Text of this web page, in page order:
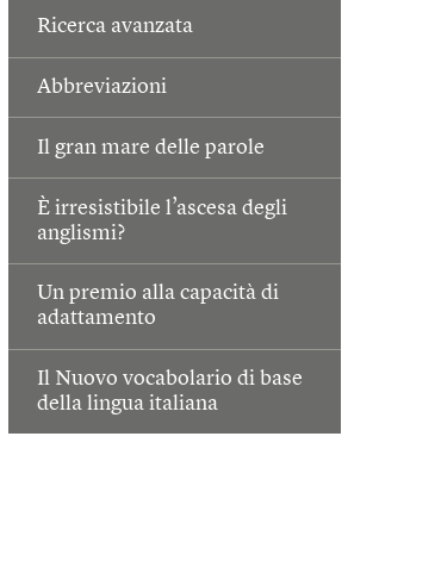
Ricerca avanzata
Abbreviazioni
Il gran mare delle parole
È irresistibile l’ascesa degli
anglismi?
Un premio alla capacità di
adattamento
Il Nuovo vocabolario di base
della lingua italiana